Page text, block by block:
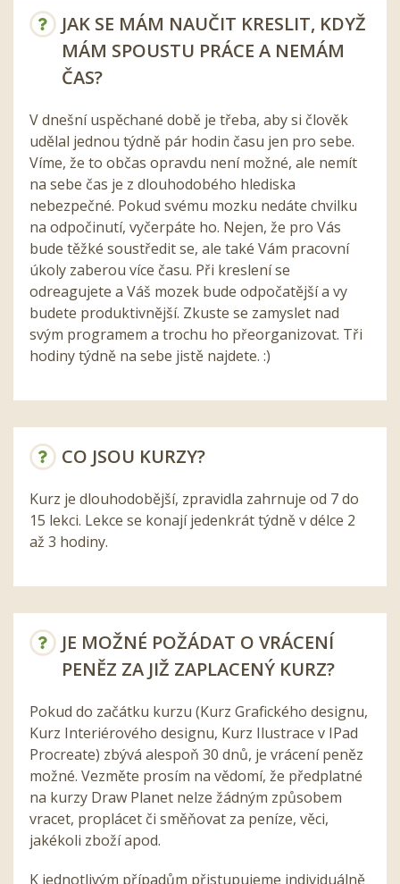
JAK SE MÁM NAUČIT KRESLIT, KDYŽ
MÁM SPOUSTU PRÁCE A NEMÁM
ČAS?
V dnešní uspěchané době je třeba, aby si člověk
udělal jednou týdně pár hodin času jen pro sebe.
Víme, že to občas opravdu není možné, ale nemít
na sebe čas je z dlouhodobého hlediska
nebezpečné. Pokud svému mozku nedáte chvilku
na odpočinutí, vyčerpáte ho. Nejen, že pro Vás
bude těžké soustředit se, ale také Vám pracovní
úkoly zaberou více času. Při kreslení se
odreagujete a Váš mozek bude odpočatější a vy
budete produktivnější. Zkuste se zamyslet nad
svým programem a trochu ho přeorganizovat. Tři
hodiny týdně na sebe jistě najdete. :)
CO JSOU KURZY?
Kurz je dlouhodobější, zpravidla zahrnuje od 7 do
15 lekci. Lekce se konají jedenkrát týdně v délce 2
až 3 hodiny.
JE MOŽNÉ POŽÁDAT O VRÁCENÍ
PENĚZ ZA JIŽ ZAPLACENÝ KURZ?
Pokud do začátku kurzu (Kurz Grafického designu,
Kurz Interiérového designu, Kurz Ilustrace v IPad
Procreate) zbývá alespoň 30 dnů, je vrácení peněz
možné. Vezměte prosím na vědomí, že předplatné
na kurzy Draw Planet nelze žádným způsobem
vracet, proplácet či směňovat za peníze, věci,
jakékoli zboží apod.
K jednotlivým případům přistupujeme individuálně